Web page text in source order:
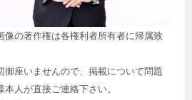
像の著作権は各権利者所有者に帰属致
御座いませんので、掲載について問題
人が直接ご連絡下さい。